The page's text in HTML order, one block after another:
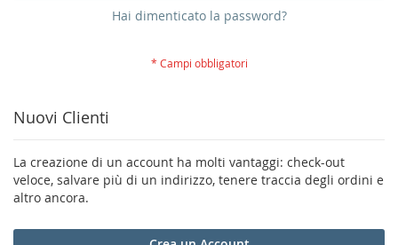
Hai dimenticato la password?
Nuovi Clienti
La creazione di un account ha molti vantaggi: check-out
veloce, salvare più di un indirizzo, tenere traccia degli ordini e
altro ancora.